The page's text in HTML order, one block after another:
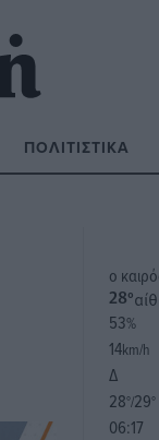
ΠΟΛΙΤΙΣΤΙΚΆ
o
28°
53%
14km/h
Δ
28°/29°
06:17